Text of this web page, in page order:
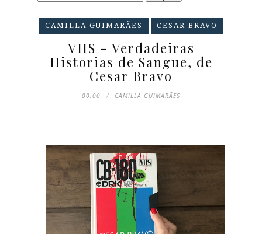
CAMILLA GUIMARÃES CESAR BRAVO
VHS - Verdadeiras
Historias de Sangue, de
Cesar Bravo
00:00 CAMILLA GUIMARÃES